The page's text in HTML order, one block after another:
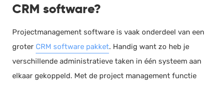
CRM software?
Projectmanagement software is vaak onderdeel van een
groter CRM software pakket. Handig want zo heb je
verschillende administratieve taken in één systeem aan
elkaar gekoppeld. Met de project management functie